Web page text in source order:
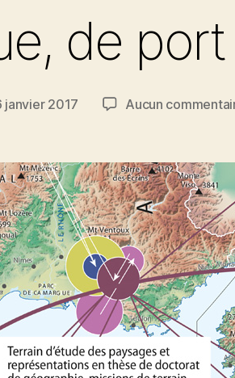
de
janvier 2017 Aucun